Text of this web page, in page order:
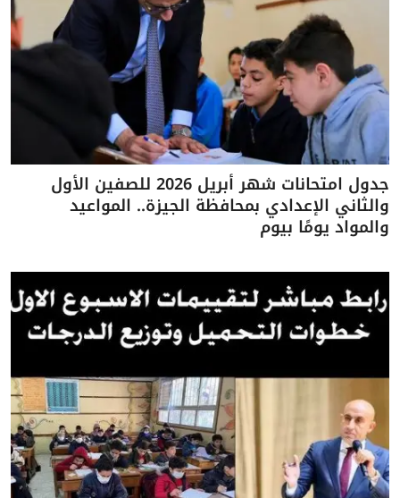
جدول امتحانات شهر أبريل 2026 للصفين الأول
والثاني الإعدادي بمحافظة الجيزة.. المواعيد
والمواد يومًا بيوم